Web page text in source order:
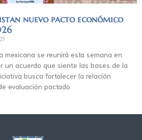
nuevo pacto económico
mexicana se reunirá esta semana en
un acuerdo que siente las bases de la
busca fortalecer la relación
evaluación pactado.